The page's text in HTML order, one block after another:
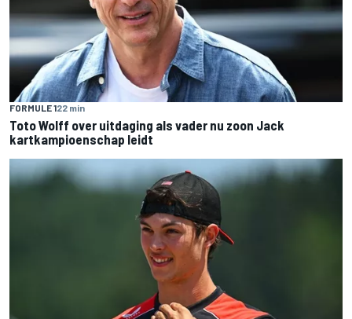
FORMULE 122 min
Toto Wolff over uitdaging als vader nu zoon Jack
kartkampioenschap leidt